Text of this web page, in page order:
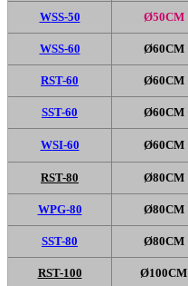
WSS-50 Ø50CM
WSS-60 Ø60CM
RST-60 Ø60CM
SST-60 Ø60CM
WSI-60 Ø60CM
RST-80 Ø80CM
WPG-80 Ø80CM
SST-80 Ø80CM
RST-100 Ø100CM